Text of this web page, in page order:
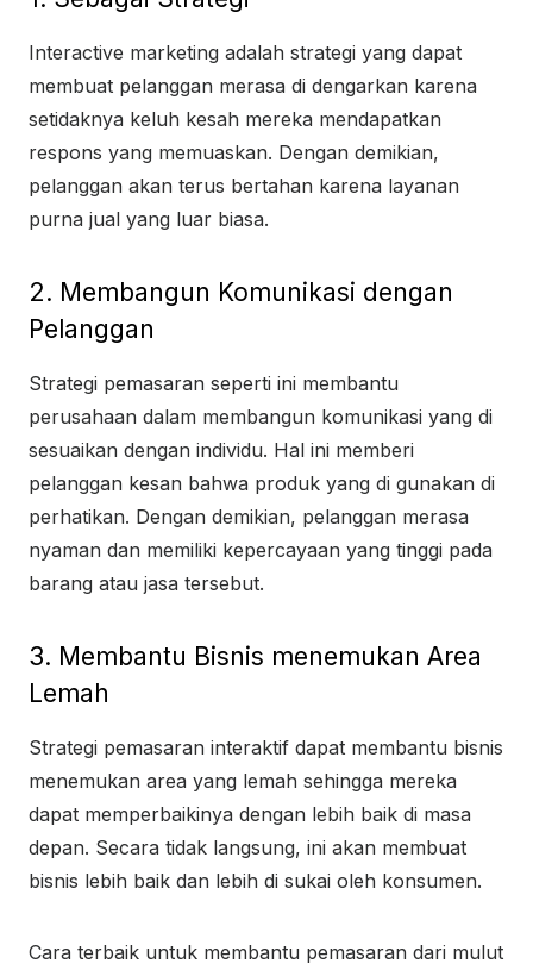
Interactive marketing adalah strategi yang dapat
membuat pelanggan merasa di dengarkan karena
setidaknya keluh kesah mereka mendapatkan
respons yang memuaskan. Dengan demikian,
pelanggan akan terus bertahan karena layanan
purna jual yang luar biasa.
2. Membangun Komunikasi dengan
Pelanggan
Strategi pemasaran seperti ini membantu
perusahaan dalam membangun komunikasi yang di
sesuaikan dengan individu. Hal ini memberi
pelanggan kesan bahwa produk yang di gunakan di
perhatikan. Dengan demikian, pelanggan merasa
nyaman dan memiliki kepercayaan yang tinggi pada
barang atau jasa tersebut.
3. Membantu Bisnis menemukan Area
Lemah
Strategi pemasaran interaktif dapat membantu bisnis
menemukan area yang lemah sehingga mereka
dapat memperbaikinya dengan lebih baik di masa
depan. Secara tidak langsung, ini akan membuat
bisnis lebih baik dan lebih di sukai oleh konsumen.
Cara terbaik untuk membantu pemasaran dari mulut